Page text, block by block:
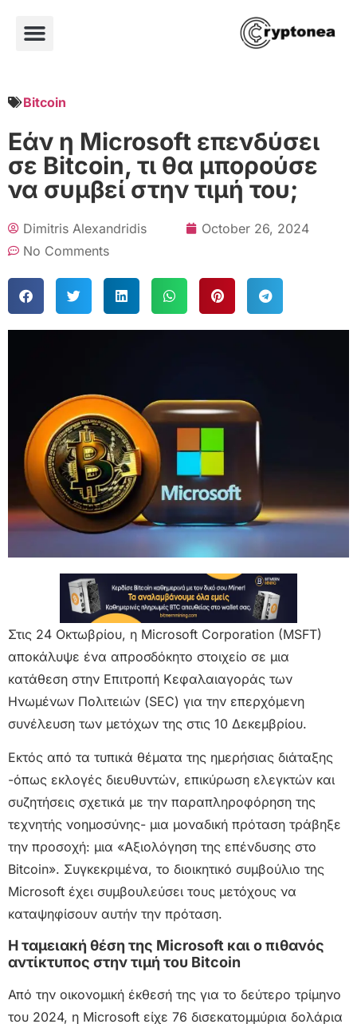
Bitcoin
Εάν η Microsoft επενδύσει
σε Bitcoin, τι θα μπορούσε
να συμβεί στην τιμή του;
Dimitris Alexandridis
October 26, 2024
No Comments
Στις 24 Οκτωβρίου, η Microsoft Corporation (MSFT)
αποκάλυψε ένα απροσδόκητο στοιχείο σε μια
κατάθεση στην Επιτροπή Κεφαλαιαγοράς των
Ηνωμένων Πολιτειών (SEC) για την επερχόμενη
συνέλευση των μετόχων της στις 10 Δεκεμβρίου.
Εκτός από τα τυπικά θέματα της ημερήσιας διάταξης
-όπως εκλογές διευθυντών, επικύρωση ελεγκτών και
συζητήσεις σχετικά με την παραπληροφόρηση της
τεχνητής νοημοσύνης- μια μοναδική πρόταση τράβηξε
την προσοχή: μια «Αξιολόγηση της επένδυσης στο
Bitcoin». Συγκεκριμένα, το διοικητικό συμβούλιο της
Microsoft έχει συμβουλεύσει τους μετόχους να
καταψηφίσουν αυτήν την πρόταση.
Η ταμειακή θέση της Microsoft και ο πιθανός
αντίκτυπος στην τιμή του Bitcoin
Από την οικονομική έκθεσή της για το δεύτερο τρίμηνο
του 2024, η Microsoft είχε 76 δισεκατομμύρια δολάρια